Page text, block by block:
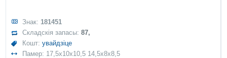
Знак: 181451
Складскія запасы:87,
Кошт:увайдзіце
Памер: 17,5x10x10,5 14,5x8x8,5